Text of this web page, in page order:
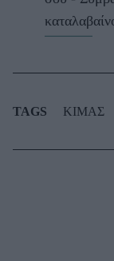
TAGS ΚΙΜΑΣ